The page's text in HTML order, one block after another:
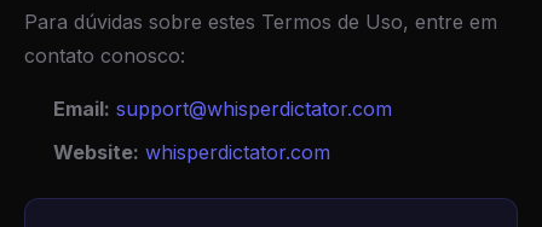
Para dúvidas sobre estes Termos de Uso, entre em
contato conosco:
Email: support@whisperdictator.com
Website: whisperdictator.com